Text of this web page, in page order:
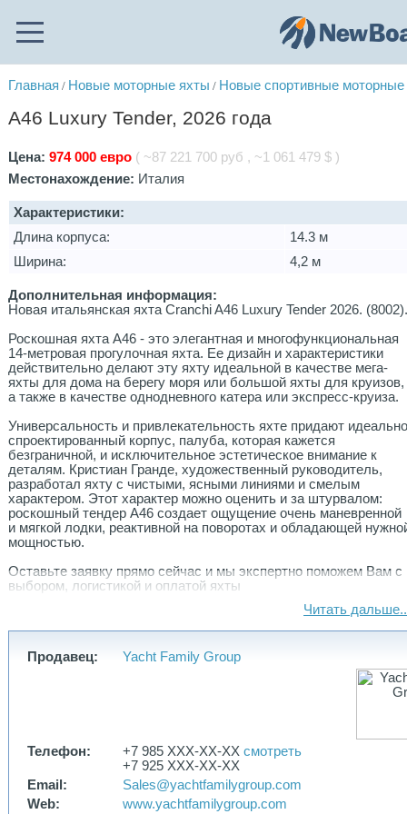
Главная / Новые моторные яхты / Новые спортивные
A46 Luxury Tender, 2026 года
Цена:974 000 евро ( ~87 221 700 руб , ~1 061 479 $ )
Местонахождение: Италия
Характеристики:
Длина корпуса:
14.3 м
Ширина:
4,2 м
Дополнительная информация:
Новая итальянская яхта Cranchi A46 Luxury Tender 2026.
Роскошная яхта A46 - это элегантная и многофункциональная
14-метровая прогулочная яхта. Ее дизайн и характеристики
действительно делают эту яхту идеальной в качестве мега-
яхты для дома на берегу моря или большой яхты для круизов,
а также в качестве однодневного катера или экспресс-круиза.
Универсальность и привлекательность яхте придают
спроектированный корпус, палуба, которая кажется
безграничной, и исключительное эстетическое внимание к
деталям. Кристиан Гранде, художественный руководитель,
разработал яхту с чистыми, ясными линиями и смелым
характером. Этот характер можно оценить и за штурвалом:
роскошный тендер A46 создает ощущение очень маневренной
и мягкой лодки, реактивной на поворотах и обладающей
мощностью.
Оставьте заявку прямо сейчас и мы экcпертно поможем Вам с
выбором, логистикой и оплатой яхты
Мы Yacht Family Group – группа компаний, которая объединяет
все направления, связанные с яхтами и являемся
имеет более чем полуторавековую историю и по праву
считается одной из старейших верфей в мире, начавшей
первое производство в 1870 году на озере Комо — месте, где
Почему выбирают нас:
✅ Тест-драйв. Организуем тест любой яхты в тест-центре.
✅Клиентоориентированность. Сопровождение на всех этапах
Читать
Продавец: Yacht Family Group
Телефон:
+7 985 XXX-XX-XX
+7 925 XXX-XX-XX
смотреть
Email:
Sales@yachtfamilygroup.com
Web:
www.yachtfamilygroup.com